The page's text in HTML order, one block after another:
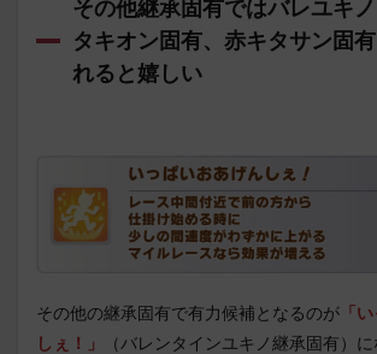
その他継承固有ではバレユキ
タキオン固有、赤キタサン固
れると嬉しい
その他の継承固有で有力候補となるのが 「
しぇ！」
（バレンタインユキノ継承固有）に